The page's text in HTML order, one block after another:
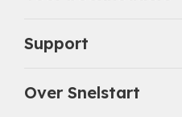
Support
Over Snelstart